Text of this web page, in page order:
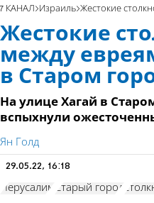
7 КАНАЛ Израиль Жестокие столкновения
Жестокие
между
в Старом
На улице Хагай в
вспыхнули
Ян Голд
29.05.22, 16:18
Иерусалим Старый город